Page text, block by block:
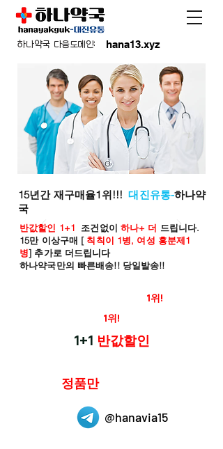
hana13.xyz
하나약국 다음도메인:
15년간 재구매율1위!!!대진유통-하나약
국
반값할인 1+1 조건없이 하나+ 더 드립니다.
15만 이상구매 [ 칙칙이 1병, 여성 흥분제1
병] 추가로 더드립니다
하나약국만의 빠른배송!! 당일발송!!
1위!
1위!
1+1 반값할인
정품만
@hanavia15